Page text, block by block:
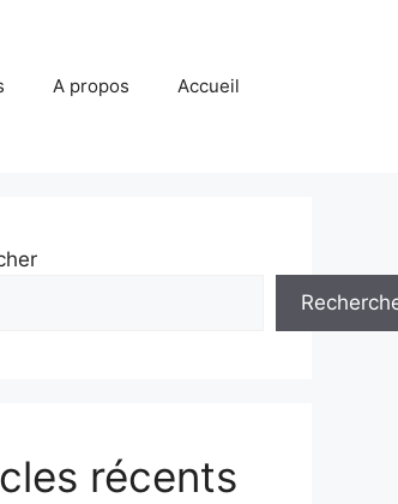
A propos Accueil
récents